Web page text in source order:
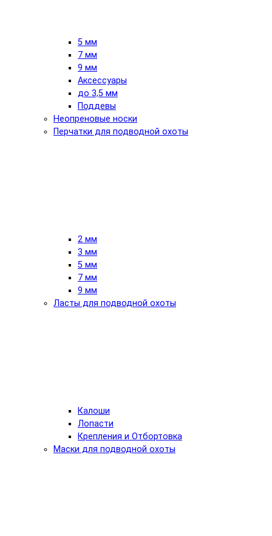
5 мм
7 мм
9 мм
Аксессуары
до 3,5 мм
Поддевы
Неопреновые носки
Перчатки для подводной охоты
2 мм
3 мм
5 мм
7 мм
9 мм
Ласты для подводной охоты
Калоши
Лопасти
Крепления и Отбортовка
Маски для подводной охоты